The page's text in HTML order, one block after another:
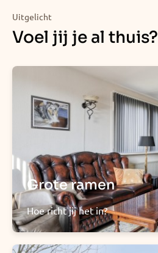
Uitgelicht
Voel jij je al thuis?
Grote ramen
Hoe richt jij het in?